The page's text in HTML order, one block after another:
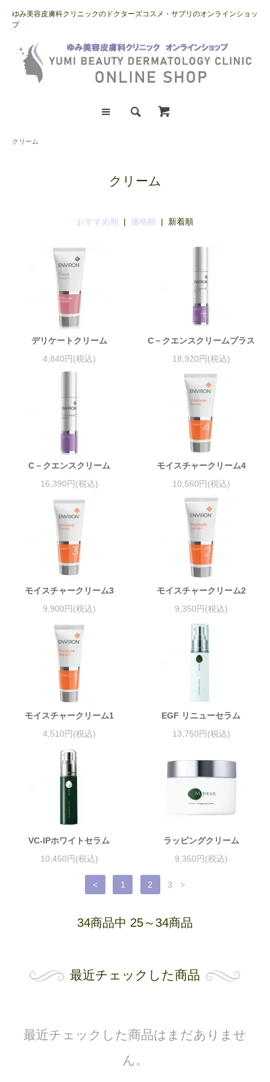
ゆみ美容皮膚科クリニックのドクターズコスメ・サプリのオンラインショッ
プ
クリーム
クリーム
おすすめ順 | 価格順 | 新着順
デリケートクリーム
4,840円(税込)
C－クエンスクリームプラス
18,920円(税込)
C－クエンスクリーム
16,390円(税込)
モイスチャークリーム4
10,560円(税込)
モイスチャークリーム3
9,900円(税込)
モイスチャークリーム2
9,350円(税込)
モイスチャークリーム1
4,510円(税込)
EGF リニューセラム
13,750円(税込)
VC-IPホワイトセラム
10,450円(税込)
ラッピングクリーム
9,350円(税込)
< 1 2 3 >
34商品中 25～34商品
最近チェックした商品
最近チェックした商品はまだありませ
ん。